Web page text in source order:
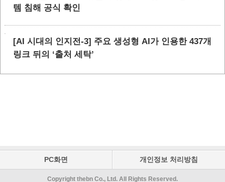
템 침해 공식 확인
[AI 시대의 인지전-3] 주요 생성형 AI가 인용한 437개
링크 뒤의 ‘출처 세탁’
PC화면 개인정보 처리방침
Copyright thebn Co., Ltd. All Rights Reserved.